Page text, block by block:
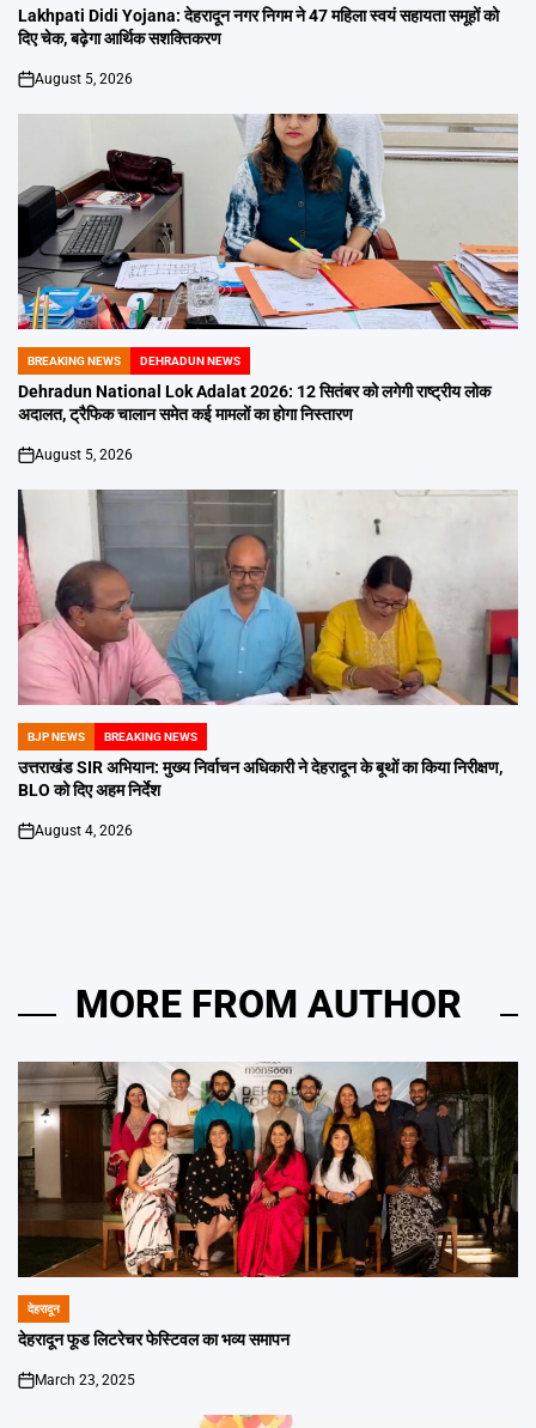
INLakhpati Didi Yojana: देहरादून नगर निगम ने 47 महिला स्वयं सहायता समूहों को
दिए चेक, बढ़ेगा आर्थिक सशक्तिकरण
on
August 5, 2026
POSTED
IN
BREAKING NEWS DEHRADUN NEWS
Dehradun National Lok Adalat 2026: 12 सितंबर को लगेगी राष्ट्रीय लोक
अदालत, ट्रैफिक चालान समेत कई मामलों का होगा निस्तारण
on
August 5, 2026
POSTED
IN
BJP NEWS BREAKING NEWS
उत्तराखंड SIR अभियान: मुख्य निर्वाचन अधिकारी ने देहरादून के बूथों का किया निरीक्षण,
BLO को दिए अहम निर्देश
on
August 4, 2026
MORE FROM AUTHOR
POSTED
IN
देहरादून
देहरादून फूड लिटरेचर फेस्टिवल का भव्य समापन
on
March 23, 2025